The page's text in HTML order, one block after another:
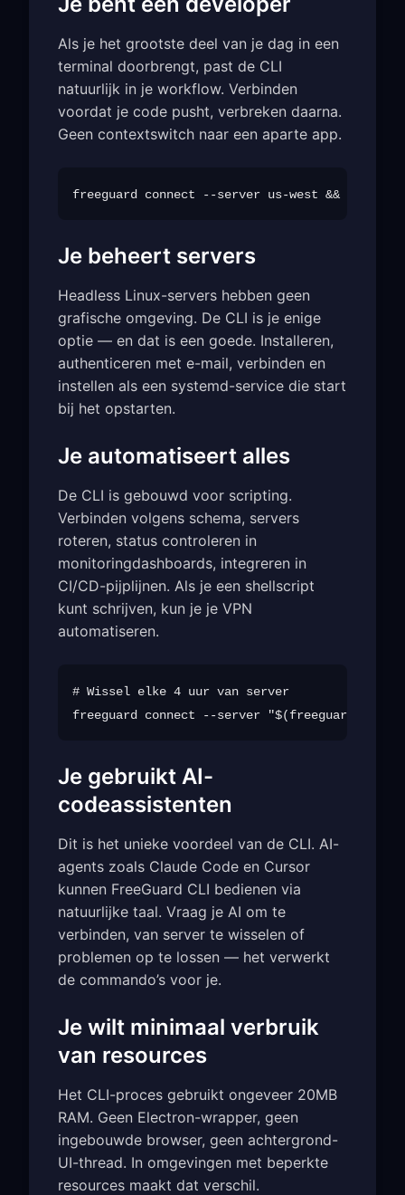
Als je het grootste deel van je dag in een
terminal doorbrengt, past de CLI
natuurlijk in je workflow. Verbinden
voordat je code pusht, verbreken daarna.
Geen contextswitch naar een aparte app.
Je beheert servers
Headless Linux-servers hebben geen
grafische omgeving. De CLI is je enige
optie — en dat is een goede. Installeren,
authenticeren met e-mail, verbinden en
instellen als een systemd-service die start
bij het opstarten.
Je automatiseert alles
De CLI is gebouwd voor scripting.
Verbinden volgens schema, servers
roteren, status controleren in
monitoringdashboards, integreren in
CI/CD-pijplijnen. Als je een shellscript
kunt schrijven, kun je je VPN
automatiseren.
# Wissel elke 4 uur van server
Je gebruikt AI-
codeassistenten
Dit is het unieke voordeel van de CLI. AI-
agents zoals Claude Code en Cursor
kunnen FreeGuard CLI bedienen via
natuurlijke taal. Vraag je AI om te
verbinden, van server te wisselen of
problemen op te lossen — het verwerkt
de commando’s voor je.
Je wilt minimaal verbruik
van resources
Het CLI-proces gebruikt ongeveer 20MB
RAM. Geen Electron-wrapper, geen
ingebouwde browser, geen achtergrond-
UI-thread. In omgevingen met beperkte
resources maakt dat verschil.